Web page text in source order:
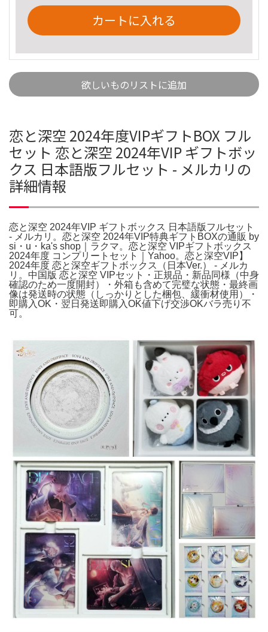
カートに入れる
欲しいものリストに追加
恋と深空 2024年度VIPギフトBOX フル
セット 恋と深空 2024年VIP ギフトボッ
クス 日本語版フルセット - メルカリの
詳細情報
恋と深空 2024年VIP ギフトボックス 日本語版フルセット
- メルカリ。恋と深空 2024年VIP特典ギフトBOXの通販 by
si・u・ka's shop｜ラクマ。恋と深空 VIPギフトボックス
2024年度 コンプリートセット｜Yahoo。恋と深空VIP】
2024年度 恋と深空ギフトボックス（日本Ver.） - メルカ
リ。中国版 恋と深空 VIPセット・正規品・新品同様（中身
確認のため一度開封）・外箱も含めて完璧な状態・最終画
像は発送時の状態（しっかりとした梱包、緩衝材使用）・
即購入OK・翌日発送即購入OK値下げ交渉OKバラ売り不
可。